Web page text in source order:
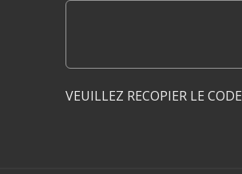
VEUILLEZ RECOPIER LE CODE